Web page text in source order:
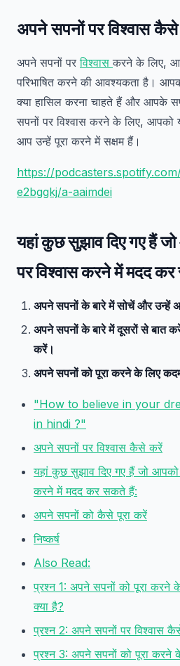
अपने सपनों पर विश्वास
अपने सपनों परविश्वासकरने के लिए,
परिभाषित करने की आवश्यकता है।
क्या हासिल करना चाहते हैं और आपके
सपनों पर विश्वास करने के लिए, आपको
आप उन्हें पूरा करने में सक्षम हैं।
https://
e2bggkj/a-aaimdei
यहां कुछ सुझाव दिए गए हैं
पर विश्वास करने में मदद
अपने सपनों के बारे में सोचें और उन्हें
अपने सपनों के बारे में दूसरों से बात
करें।
अपने सपनों को पूरा करने के लिए
"How to believe in your
in hindi ?"
अपने सपनों पर विश्वास कैसे करें
यहां कुछ सुझाव दिए गए हैं जो
करने में मदद कर सकते हैं:
अपने सपनों को कैसे पूरा करें
निष्कर्ष
Also Read:
प्रश्न 1: अपने सपनों को पूरा करने
क्या है?
प्रश्न 2: अपने सपनों पर विश्वास
प्रश्न 3: अपने सपनों को पूरा